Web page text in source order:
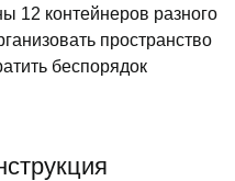
12 контейнеров разного
пространство
беспорядок